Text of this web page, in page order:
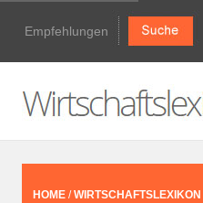
Empfehlungen
HOME /WIRTSCHAFTSLEXIKON